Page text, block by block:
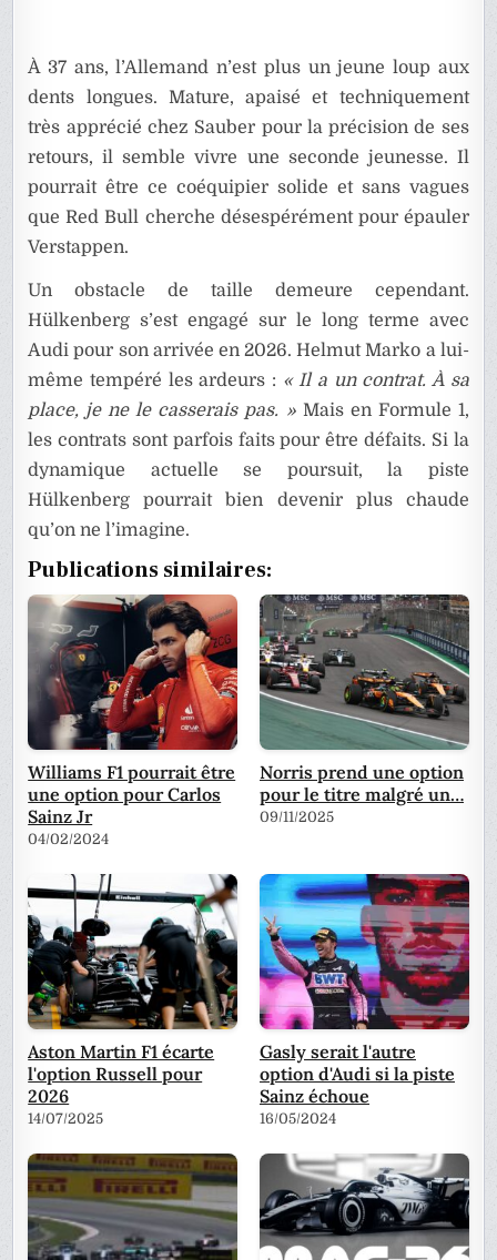
À 37 ans, l’Allemand n’est plus un jeune loup aux
dents longues. Mature, apaisé et techniquement
très apprécié chez Sauber pour la précision de ses
retours, il semble vivre une seconde jeunesse. Il
pourrait être ce coéquipier solide et sans vagues
que Red Bull cherche désespérément pour épauler
Verstappen.
Un obstacle de taille demeure cependant.
Hülkenberg s’est engagé sur le long terme avec
Audi pour son arrivée en 2026. Helmut Marko a lui-
même tempéré les ardeurs : « Il a un contrat. À sa
place, je ne le casserais pas. »Mais en Formule 1,
les contrats sont parfois faits pour être défaits. Si la
dynamique actuelle se poursuit, la piste
Hülkenberg pourrait bien devenir plus chaude
qu’on ne l’imagine.
Publications similaires:
Williams F1 pourrait être
une option pour Carlos
Sainz Jr
04/02/2024
Norris prend une option
pour le titre malgré un…
09/11/2025
Aston Martin F1 écarte
l'option Russell pour
2026
14/07/2025
Gasly serait l'autre
option d'Audi si la piste
Sainz échoue
16/05/2024